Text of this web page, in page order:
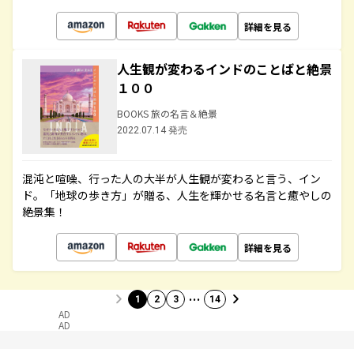
詳細を見る
人生観が変わるインドのことばと絶景
１００
BOOKS 旅の名言＆絶景
2022.07.14 発売
混沌と喧噪、行った人の大半が人生観が変わると言う、イン
ド。「地球の歩き方」が贈る、人生を輝かせる名言と癒やしの
絶景集！
詳細を見る
1 2 3 … 14
AD
AD